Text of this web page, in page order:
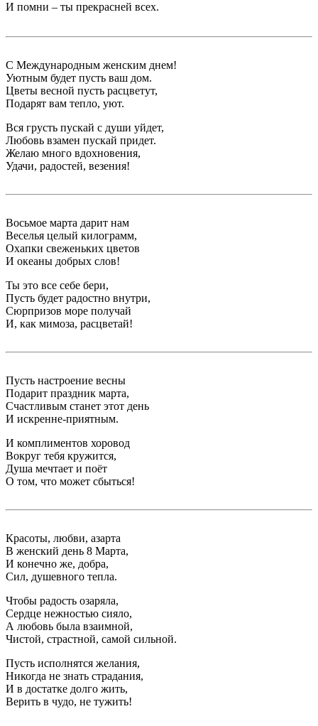
И помни – ты прекрасней всех.
С Международным женским днем!
Уютным будет пусть ваш дом.
Цветы весной пусть расцветут,
Подарят вам тепло, уют.
Вся грусть пускай с души уйдет,
Любовь взамен пускай придет.
Желаю много вдохновения,
Удачи, радостей, везения!
Восьмое марта дарит нам
Веселья целый килограмм,
Охапки свеженьких цветов
И океаны добрых слов!
Ты это все себе бери,
Пусть будет радостно внутри,
Сюрпризов море получай
И, как мимоза, расцветай!
Пусть настроение весны
Подарит праздник марта,
Счастливым станет этот день
И искренне-приятным.
И комплиментов хоровод
Вокруг тебя кружится,
Душа мечтает и поёт
О том, что может сбыться!
Красоты, любви, азарта
В женский день 8 Марта,
И конечно же, добра,
Сил, душевного тепла.
Чтобы радость озаряла,
Сердце нежностью сияло,
А любовь была взаимной,
Чистой, страстной, самой сильной.
Пусть исполнятся желания,
Никогда не знать страдания,
И в достатке долго жить,
Верить в чудо, не тужить!